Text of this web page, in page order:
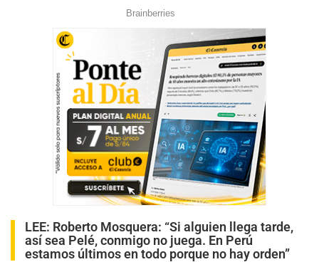
LEE: Roberto Mosquera: “Si alguien llega tarde,
así sea Pelé, conmigo no juega. En Perú
estamos últimos en todo porque no hay orden”